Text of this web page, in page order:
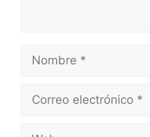
Nombre
Correo
Web